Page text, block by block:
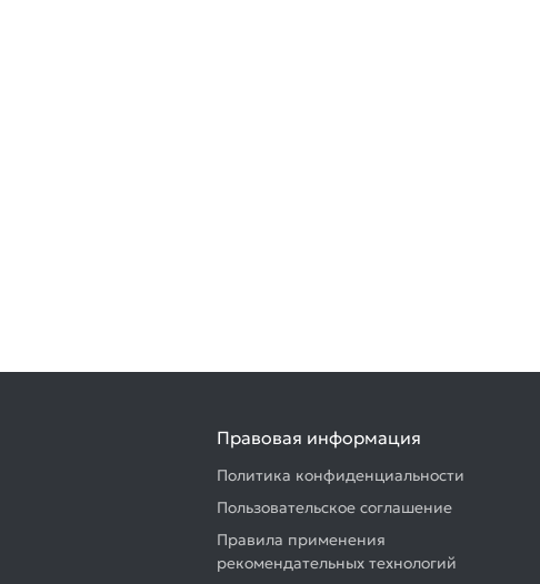
Правовая информация
Политика конфиденциальности
Пользовательское соглашение
Правила применения
рекомендательных технологий